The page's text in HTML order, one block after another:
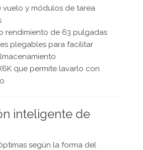
vuelo y módulos de tarea
rendimiento de 63 pulgadas
plegables para facilitar
que permite lavarlo con
inteligente de
según la forma del